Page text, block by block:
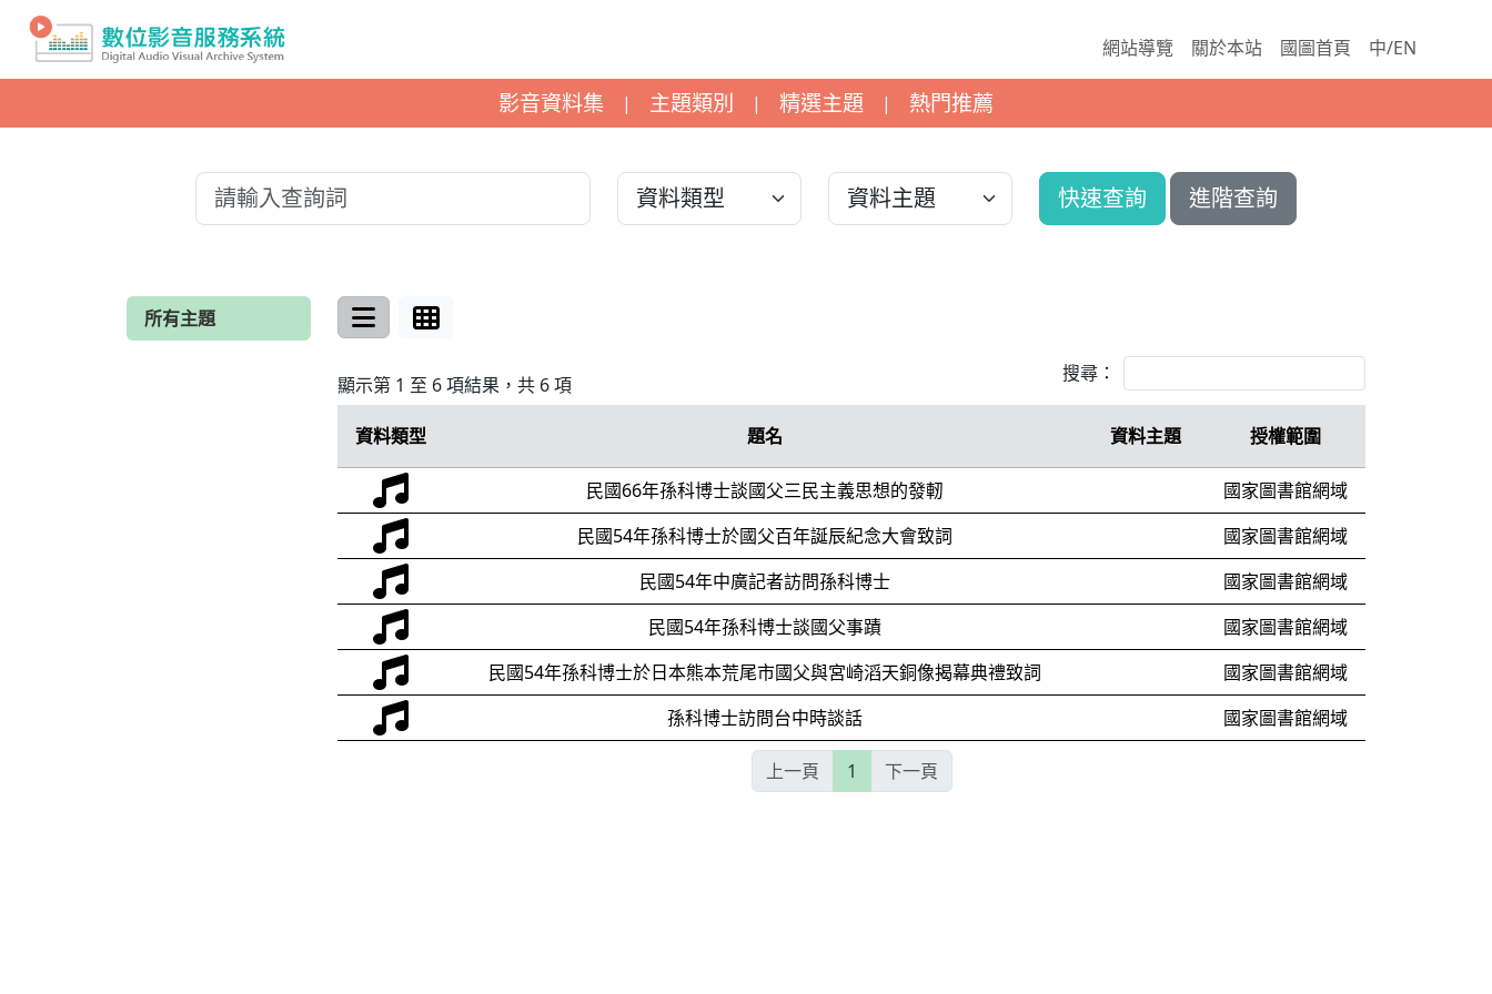
網站導覽 關於本站 國圖首頁 中/EN
影音資料集 | 主題類別 | 精選主題 | 熱門推薦
快速查詢 進階查詢
所有主題
顯示第 1 至 6 項結果，共 6 項 搜尋：
資料類型 題名 資料主題 授權範圍
民國66年孫科博士談國父三民主義思想的發軔
國家圖書館網域
民國54年孫科博士於國父百年誕辰紀念大會致詞
國家圖書館網域
民國54年中廣記者訪問孫科博士
國家圖書館網域
民國54年孫科博士談國父事蹟
國家圖書館網域
民國54年孫科博士於日本熊本荒尾市國父與宮崎滔天銅像揭幕典禮致詞
國家圖書館網域
孫科博士訪問台中時談話
國家圖書館網域
上一頁 1 下一頁